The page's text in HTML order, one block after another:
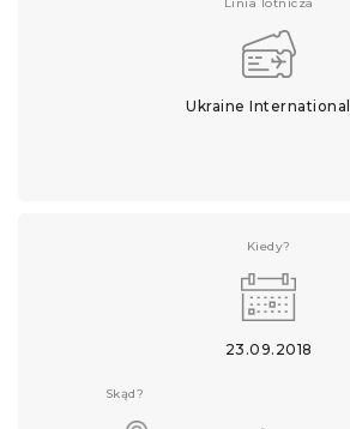
Ukraine International
Kiedy?
23.09.2018
Skąd?